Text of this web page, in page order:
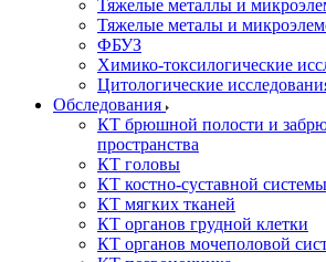
Тяжелые металлы и
Тяжелые металы и
ФБУЗ
Химико-токсилогические
Цитологические
Обследования
КТ брюшной полости и
пространства
КТ головы
КТ костно-суставной системы
КТ мягких тканей
КТ органов грудной клетки
КТ органов мочеполовой